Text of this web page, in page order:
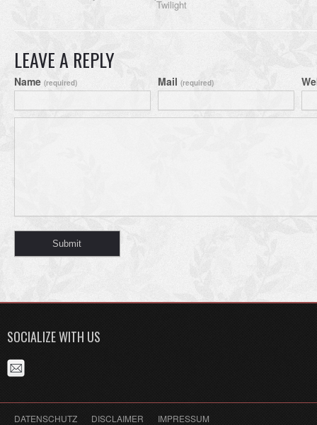
Twilight
LEAVE A REPLY
Name (required) Mail (required)
SOCIALIZE WITH US
DATENSCHUTZ DISCLAIMER IMPRESSUM